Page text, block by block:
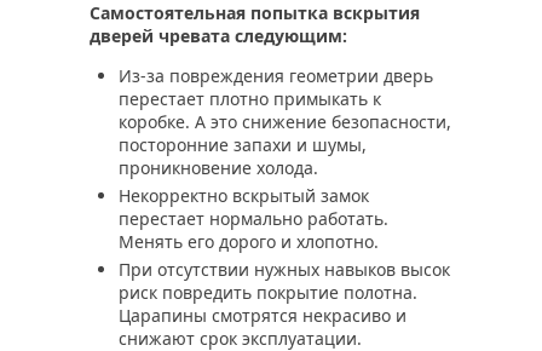
Самостоятельная попытка вскрытия
дверей чревата следующим:
Из-за повреждения геометрии дверь
перестает плотно примыкать к
коробке. А это снижение безопасности,
посторонние запахи и шумы,
проникновение холода.
Некорректно вскрытый замок
перестает нормально работать.
Менять его дорого и хлопотно.
При отсутствии нужных навыков высок
риск повредить покрытие полотна.
Царапины смотрятся некрасиво и
снижают срок эксплуатации.